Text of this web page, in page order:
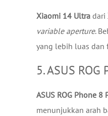
Xiaomi 14 Ultra dari
variable aperture.
yang lebih luas dan
5. ASUS
ASUS ROG Phone 8
menunjukkan arah